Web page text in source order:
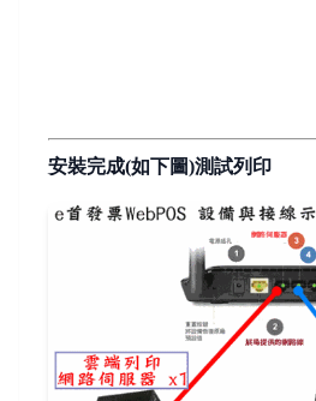
安裝完成(如下圖)測試列印